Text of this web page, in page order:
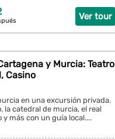
Ver tour
y Murcia: Teatro
Casino
en una excursión privada.
la catedral de murcia, el real
más con un guía local....